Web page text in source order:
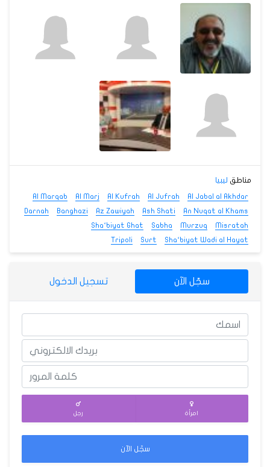
مناطق ليبيا
Al Jabal al Akhdar
Al Jufrah
Al Kufrah
Al Marj
Al Marqab
An Nuqat al Khams
Ash Shati
Az Zawiyah
Banghazi
Darnah
Misratah
Murzuq
Sabha
Sha‘biyat Ghat
Sha‘biyat Wadi al Hayat
Surt
Tripoli
سجّل الآن تسجيل الدخول
امرأة رجل
سجّل الآن